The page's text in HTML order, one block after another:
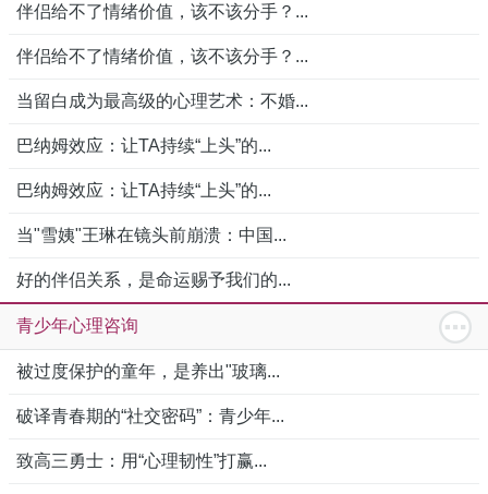
伴侣给不了情绪价值，该不该分手？...
伴侣给不了情绪价值，该不该分手？...
当留白成为最高级的心理艺术：不婚...
巴纳姆效应：让TA持续“上头”的...
巴纳姆效应：让TA持续“上头”的...
当"雪姨"王琳在镜头前崩溃：中国...
好的伴侣关系，是命运赐予我们的...
青少年心理咨询
被过度保护的童年，是养出"玻璃...
破译青春期的“社交密码”：青少年...
致高三勇士：用“心理韧性”打赢...